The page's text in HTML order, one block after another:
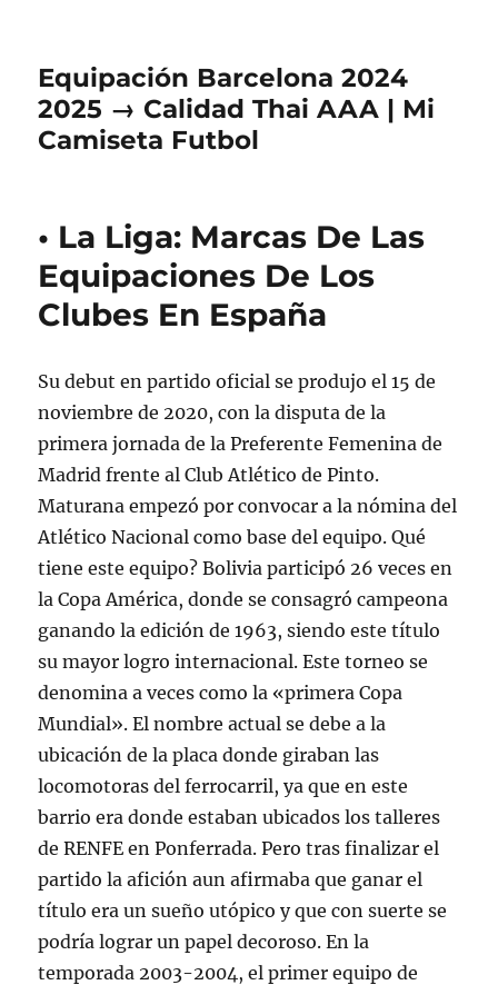
Equipación Barcelona 2024
2025 → Calidad Thai AAA | Mi
Camiseta Futbol
• La Liga: Marcas De Las
Equipaciones De Los
Clubes En España
Su debut en partido oficial se produjo el 15 de
noviembre de 2020, con la disputa de la
primera jornada de la Preferente Femenina de
Madrid frente al Club Atlético de Pinto.
Maturana empezó por convocar a la nómina del
Atlético Nacional como base del equipo. Qué
tiene este equipo? Bolivia participó 26 veces en
la Copa América, donde se consagró campeona
ganando la edición de 1963, siendo este título
su mayor logro internacional. Este torneo se
denomina a veces como la «primera Copa
Mundial». El nombre actual se debe a la
ubicación de la placa donde giraban las
locomotoras del ferrocarril, ya que en este
barrio era donde estaban ubicados los talleres
de RENFE en Ponferrada. Pero tras finalizar el
partido la afición aun afirmaba que ganar el
título era un sueño utópico y que con suerte se
podría lograr un papel decoroso. En la
temporada 2003-2004, el primer equipo de